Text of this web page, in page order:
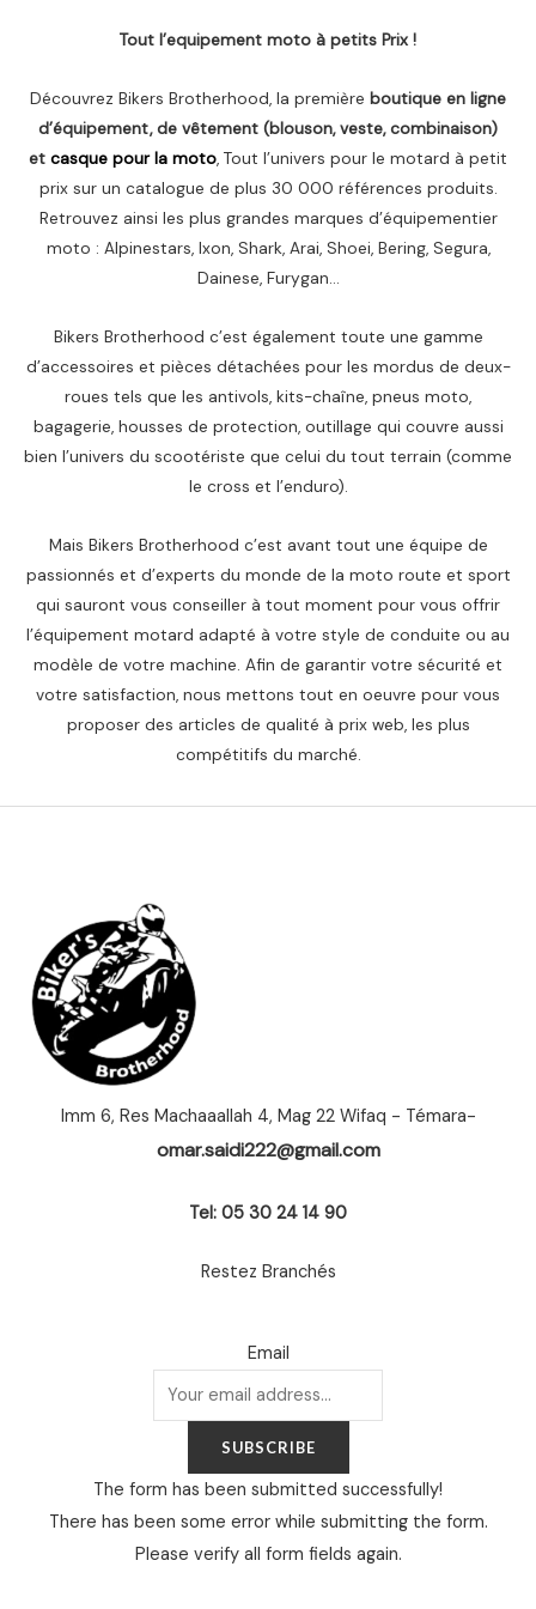
Tout l’equipement moto à petits Prix !
Découvrez Bikers Brotherhood, la première boutique en ligne
d’équipement, de vêtement (blouson, veste, combinaison)
et casque pour la moto, Tout l’univers pour le motard à petit
prix sur un catalogue de plus 30 000 références produits.
Retrouvez ainsi les plus grandes marques d’équipementier
moto : Alpinestars, Ixon, Shark, Arai, Shoei, Bering, Segura,
Dainese, Furygan…
Bikers Brotherhood c’est également toute une gamme
d’accessoires et pièces détachées pour les mordus de deux-
roues tels que les antivols, kits-chaîne, pneus moto,
bagagerie, housses de protection, outillage qui couvre aussi
bien l’univers du scootériste que celui du tout terrain (comme
le cross et l’enduro).
Mais Bikers Brotherhood c’est avant tout une équipe de
passionnés et d’experts du monde de la moto route et sport
qui sauront vous conseiller à tout moment pour vous offrir
l’équipement motard adapté à votre style de conduite ou au
modèle de votre machine. Afin de garantir votre sécurité et
votre satisfaction, nous mettons tout en oeuvre pour vous
proposer des articles de qualité à prix web, les plus
compétitifs du marché.
Imm 6, Res Machaaallah 4, Mag 22 Wifaq - Témara-
omar.saidi222@gmail.com
Tel: 05 30 24 14 90
Restez Branchés
Email
SUBSCRIBE
The form has been submitted successfully!
There has been some error while submitting the form.
Please verify all form fields again.